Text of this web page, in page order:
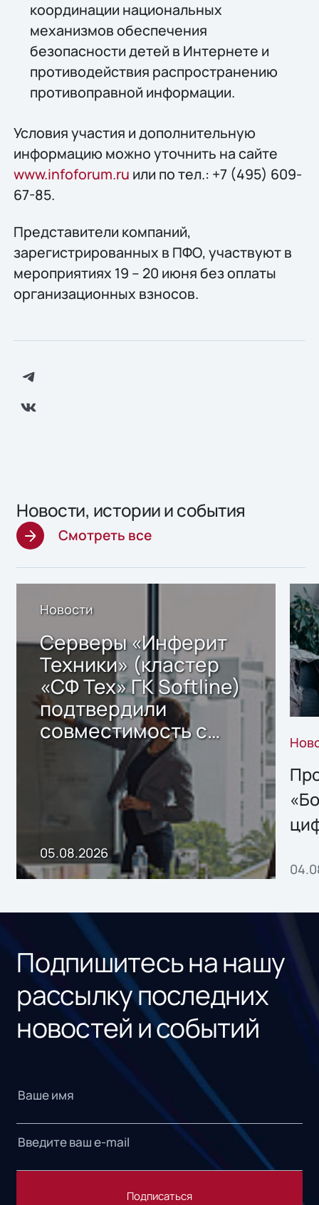
координации национальных
механизмов обеспечения
безопасности детей в Интернете и
противодействия распространению
противоправной информации.
Условия участия и дополнительную
информацию можно уточнить на сайте
www.infoforum.ru или по тел.: +7 (495) 609-
67-85.
Представители компаний,
зарегистрированных в ПФО, участвуют в
мероприятиях 19 – 20 июня без оплаты
организационных взносов.
Новости, истории и события
Смотреть все
Новости
Серверы «Инферит
Техники» (кластер
«СФ Тех» ГК Softline)
подтвердили
совместимость с
решением Sharx
Storage 2.x для
хранения данных
05.08.2026
Подпишитесь на нашу
рассылку последних
новостей и событий
Подписаться